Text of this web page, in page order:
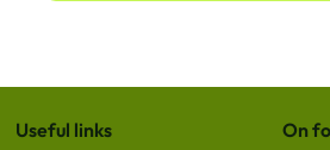
Useful links
On